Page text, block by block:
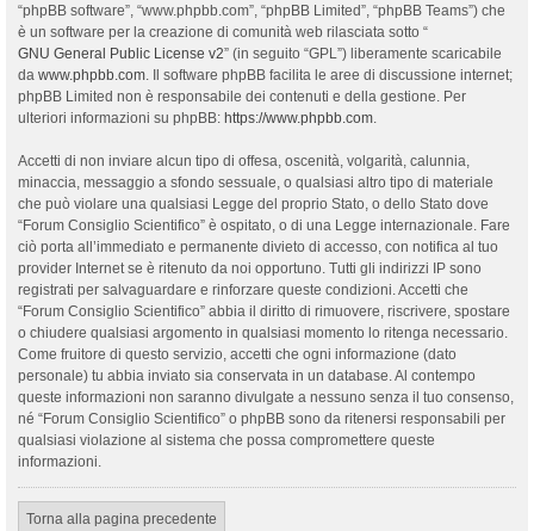
“phpBB software”, “www.phpbb.com”, “phpBB Limited”, “phpBB Teams”) che
è un software per la creazione di comunità web rilasciata sotto “
GNU General Public License v2” (in seguito “GPL”) liberamente scaricabile
da www.phpbb.com. Il software phpBB facilita le aree di discussione internet;
phpBB Limited non è responsabile dei contenuti e della gestione. Per
ulteriori informazioni su phpBB: https://www.phpbb.com.
Accetti di non inviare alcun tipo di offesa, oscenità, volgarità, calunnia,
minaccia, messaggio a sfondo sessuale, o qualsiasi altro tipo di materiale
che può violare una qualsiasi Legge del proprio Stato, o dello Stato dove
“Forum Consiglio Scientifico” è ospitato, o di una Legge internazionale. Fare
ciò porta all’immediato e permanente divieto di accesso, con notifica al tuo
provider Internet se è ritenuto da noi opportuno. Tutti gli indirizzi IP sono
registrati per salvaguardare e rinforzare queste condizioni. Accetti che
“Forum Consiglio Scientifico” abbia il diritto di rimuovere, riscrivere, spostare
o chiudere qualsiasi argomento in qualsiasi momento lo ritenga necessario.
Come fruitore di questo servizio, accetti che ogni informazione (dato
personale) tu abbia inviato sia conservata in un database. Al contempo
queste informazioni non saranno divulgate a nessuno senza il tuo consenso,
né “Forum Consiglio Scientifico” o phpBB sono da ritenersi responsabili per
qualsiasi violazione al sistema che possa compromettere queste
informazioni.
Torna alla pagina precedente